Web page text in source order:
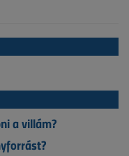
a villám?